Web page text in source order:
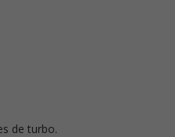
de turbo.